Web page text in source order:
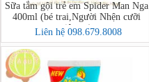
Sữa tắm gội trẻ em Spider Man Nga
400ml (bé trai,Người Nhện cưỡi
siêu xe)
Liên hệ 098.679.8008